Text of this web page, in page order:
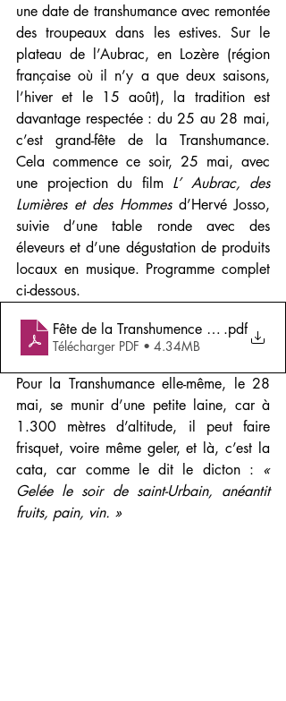
une date de transhumance avec remontée
des troupeaux dans les estives. Sur le
plateau de l’Aubrac, en Lozère (région
française où il n’y a que deux saisons,
l’hiver et le 15 août), la tradition est
davantage respectée : du 25 au 28 mai,
c’est grand-fête de la Transhumance.
Cela commence ce soir, 25 mai, avec
une projection du film L’ Aubrac, des
Lumières et des Hommes d’Hervé Josso,
suivie d’une table ronde avec des
éleveurs et d’une dégustation de produits
locaux en musique. Programme complet
ci-dessous.
Fête de la Transhumence en Aubrac
.pdf
Télécharger PDF • 4.34MB
Pour la Transhumance elle-même, le 28
mai, se munir d’une petite laine, car à
1.300 mètres d’altitude, il peut faire
frisquet, voire même geler, et là, c’est la
cata, car comme le dit le dicton : «
Gelée le soir de saint-Urbain, anéantit
fruits, pain, vin. »